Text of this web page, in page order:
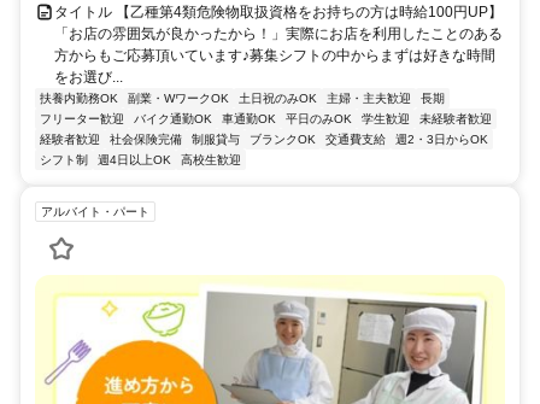
タイトル 【乙種第4類危険物取扱資格をお持ちの方は時給100円UP】
「お店の雰囲気が良かったから！」実際にお店を利用したことのある
方からもご応募頂いています♪募集シフトの中からまずは好きな時間
をお選び...
扶養内勤務OK 副業・WワークOK 土日祝のみOK 主婦・主夫歓迎
長期
フリーター歓迎
バイク通勤OK 車通勤OK 平日のみOK 学生歓迎
未経験者歓迎
経験者歓迎
社会保険完備 制服貸与 ブランクOK 交通費支給
週2・3日からOK
シフト制
週4日以上OK 高校生歓迎
アルバイト・パート